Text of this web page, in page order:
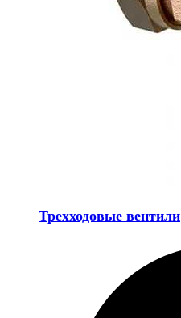
Трехходовые вентили